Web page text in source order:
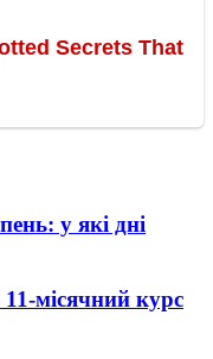
у які дні
місячний курс